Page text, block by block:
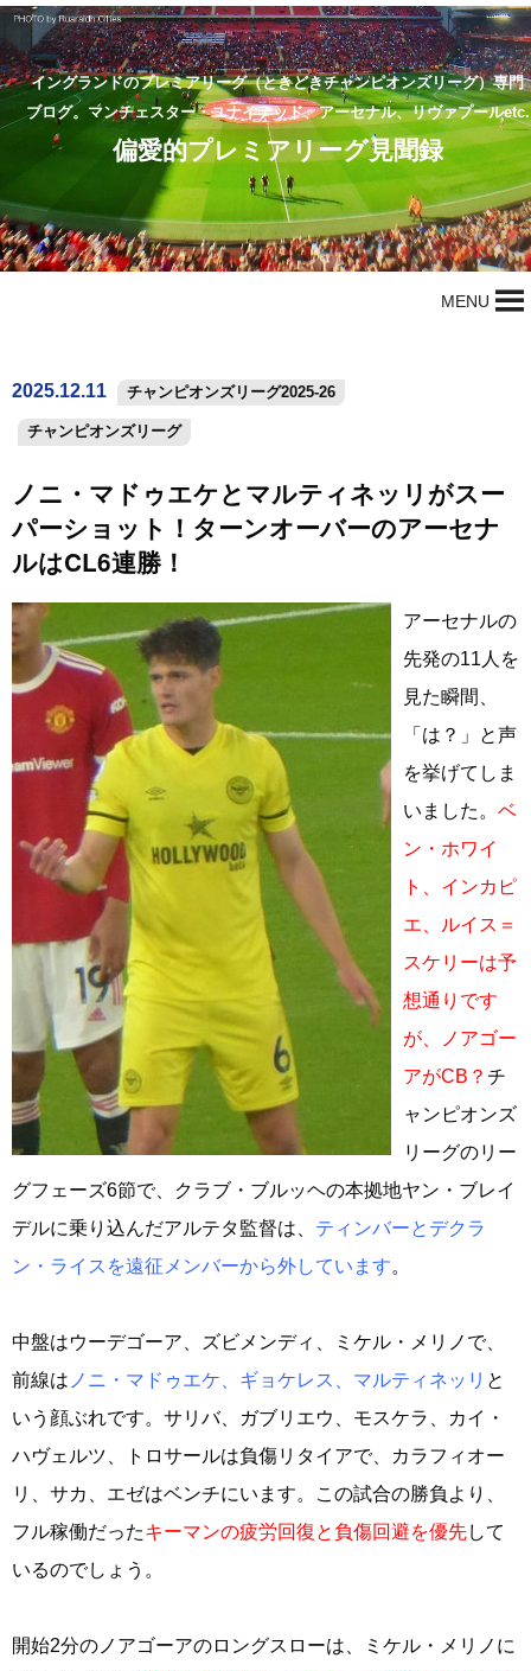
イングランドのプレミアリーグ（ときどきチャンピオンズリーグ）専門
ブログ。マンチェスター・ユナイテッド、アーセナル、リヴァプールetc.
偏愛的プレミアリーグ見聞録
MENU
2025.12.11 チャンピオンズリーグ2025-26
チャンピオンズリーグ
ノニ・マドゥエケとマルティネッリがスー
パーショット！ターンオーバーのアーセナ
ルはCL6連勝！
アーセナルの
先発の11人を
見た瞬間、
「は？」と声
を挙げてしま
いました。 ベ
ン・ホワイ
ト、インカピ
エ、ルイス＝
スケリーは予
想通りです
が、ノアゴー
アがCB？ チ
ャンピオンズ
リーグのリー
グフェーズ6節で、クラブ・ブルッヘの本拠地ヤン・ブレイ
デルに乗り込んだアルテタ監督は、 ティンバーとデクラ
ン・ライスを遠征メンバーから外しています。
中盤はウーデゴーア、ズビメンディ、ミケル・メリノで、
前線は ノニ・マドゥエケ、ギョケレス、マルティネッリ と
いう顔ぶれです。サリバ、ガブリエウ、モスケラ、カイ・
ハヴェルツ、トロサールは負傷リタイアで、カラフィオー
リ、サカ、エゼはベンチにいます。この試合の勝負より、
フル稼働だったキーマンの疲労回復と負傷回避を優先して
いるのでしょう。
開始2分のノアゴーアのロングスローは、ミケル・メリノに